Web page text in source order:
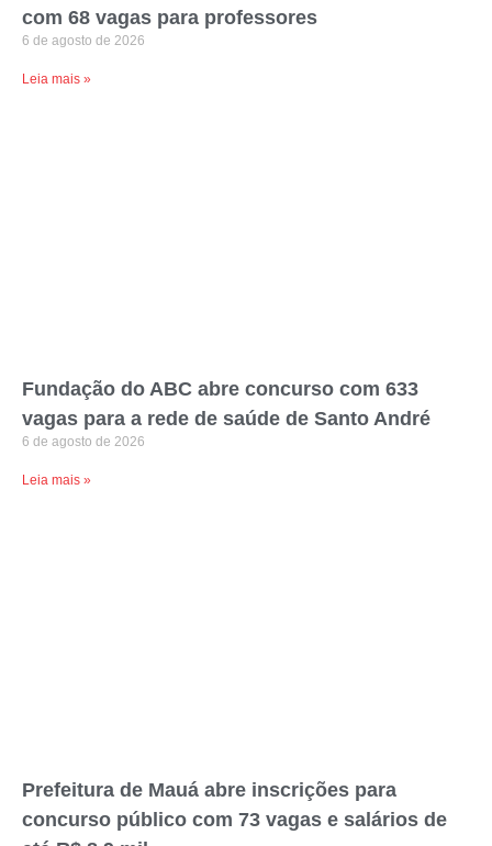
com 68 vagas para professores
6 de agosto de 2026
Leia mais »
Fundação do ABC abre concurso com 633
vagas para a rede de saúde de Santo André
6 de agosto de 2026
Leia mais »
Prefeitura de Mauá abre inscrições para
concurso público com 73 vagas e salários de